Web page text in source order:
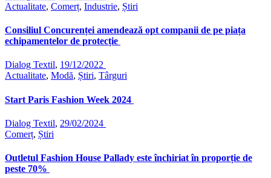
Actualitate, Comerț, Industrie, Știri
Consiliul Concurenței amendează opt companii de pe piața
echipamentelor de protecție
Dialog Textil, 19/12/2022
Actualitate, Modă, Știri, Târguri
Start Paris Fashion Week 2024
Dialog Textil, 29/02/2024
Comerț, Știri
Outletul Fashion House Pallady este închiriat în proporție de
peste 70%